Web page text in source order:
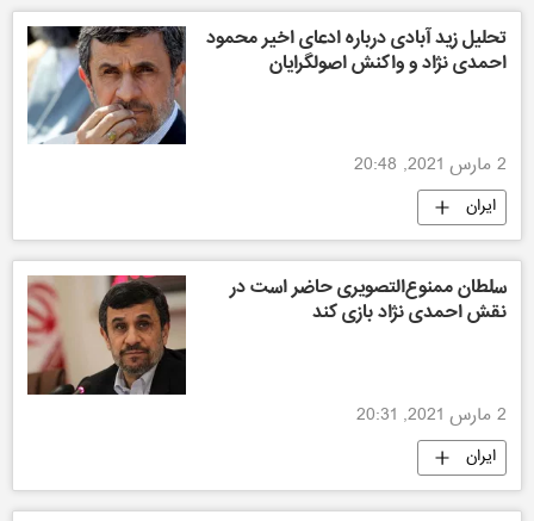
تحلیل زید آبادی درباره ادعای اخیر محمود
احمدی نژاد و واکنش اصولگرایان
2 مارس 2021, 20:48
ایران
سلطان ممنوع‌التصویری حاضر است در
نقش احمدی نژاد بازی کند
2 مارس 2021, 20:31
ایران